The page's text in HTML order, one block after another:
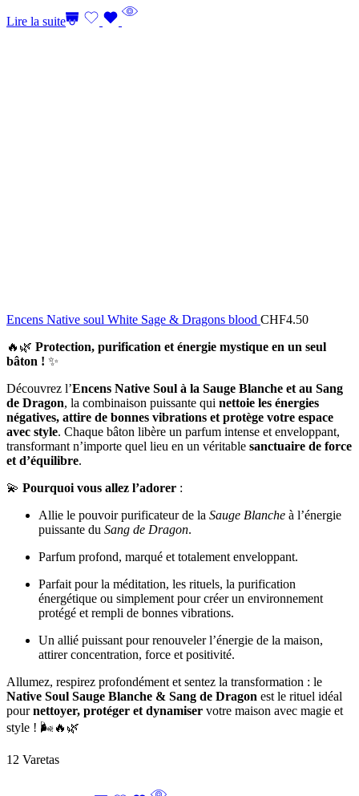
Lire la suite
Encens Native soul White Sage & Dragons blood CHF4.50
🔥🌿 Protection, purification et énergie mystique en un seul
bâton ! ✨
Découvrez l’Encens Native Soul à la Sauge Blanche et au Sang
de Dragon, la combinaison puissante qui nettoie les énergies
négatives, attire de bonnes vibrations et protège votre espace
avec style. Chaque bâton libère un parfum intense et enveloppant,
transformant n’importe quel lieu en un véritable sanctuaire de force
et d’équilibre.
💫 Pourquoi vous allez l’adorer :
Allie le pouvoir purificateur de la Sauge Blanche à l’énergie
puissante du Sang de Dragon.
Parfum profond, marqué et totalement enveloppant.
Parfait pour la méditation, les rituels, la purification
énergétique ou simplement pour créer un environnement
protégé et rempli de bonnes vibrations.
Un allié puissant pour renouveler l’énergie de la maison,
attirer concentration, force et positivité.
Allumez, respirez profondément et sentez la transformation : le
Native Soul Sauge Blanche & Sang de Dragon est le rituel idéal
pournettoyer, protéger et dynamiser votre maison avec magie et
style ! 🌬️🔥🌿
12 Varetas